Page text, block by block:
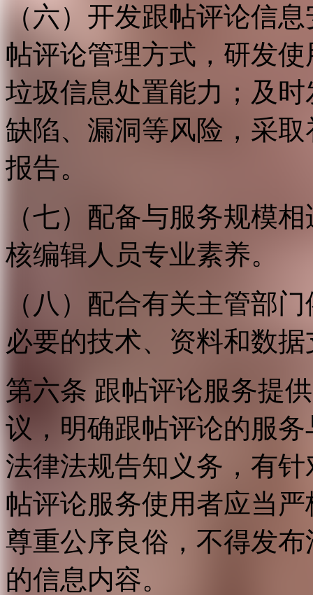
（六）开发跟帖评论信
帖评论管理方式，研发
垃圾信息处置能力；及
缺陷、漏洞等风险，采
报告。
（七）配备与服务规模
核编辑人员专业素养。
（八）配合有关主管部
必要的技术、资料和数
第六条 跟帖评论服务提
议，明确跟帖评论的服
法律法规告知义务，有
帖评论服务使用者应当
尊重公序良俗，不得发
的信息内容。